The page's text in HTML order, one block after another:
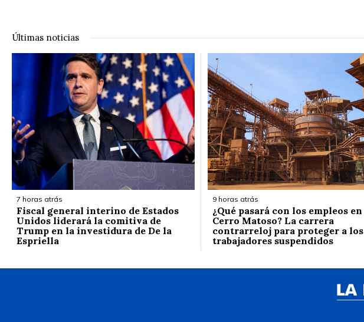
Últimas noticias
7 horas atrás
Fiscal general interino de Estados
Unidos liderará la comitiva de
Trump en la investidura de De la
Espriella
9 horas atrás
¿Qué pasará con los empleos en
Cerro Matoso? La carrera
contrarreloj para proteger a los
trabajadores suspendidos